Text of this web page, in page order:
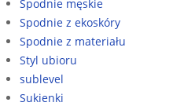
Spodnie męskie
Spodnie z ekoskóry
Spodnie z materiału
Styl ubioru
sublevel
Sukienki